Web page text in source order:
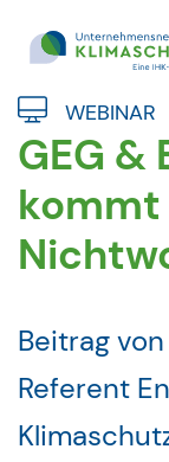
Direkt zu den
WEBINAR
GEG &
kommt
Beitrag
Referent